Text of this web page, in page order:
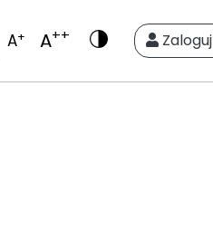
A+ A++ Zaloguj